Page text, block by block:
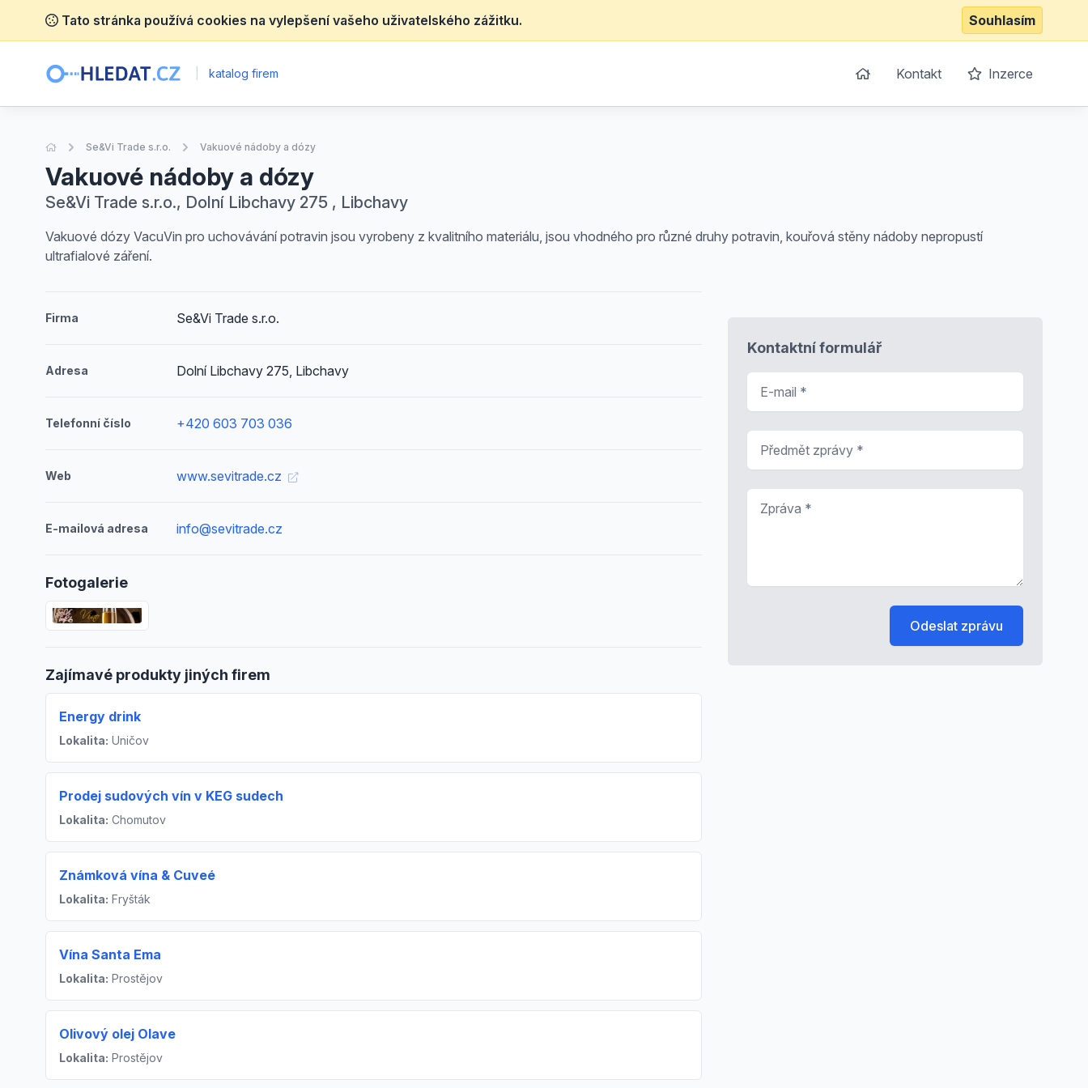
Tato stránka používá cookies na vylepšení vašeho uživatelského zážitku. Souhlasím
katalog firem Kontakt Inzerce
Úvodní stránka
Se&Vi Trade s.r.o. Vakuové nádoby a dózy
Vakuové nádoby a dózy
Se&Vi Trade s.r.o., Dolní Libchavy 275 , Libchavy
Vakuové dózy VacuVin pro uchovávání potravin jsou vyrobeny z kvalitního materiálu, jsou vhodného pro různé druhy potravin, kouřová stěny nádoby nepropustí
ultrafialové záření.
Firma Se&Vi Trade s.r.o.
Adresa Dolní Libchavy 275, Libchavy
Telefonní číslo +420 603 703 036
Web www.sevitrade.cz
E-mailová adresa info@sevitrade.cz
Fotogalerie
Zajímavé produkty jiných firem
Energy drink
Lokalita: Uničov
Prodej sudových vín v KEG sudech
Lokalita: Chomutov
Známková vína & Cuveé
Lokalita: Fryšták
Vína Santa Ema
Lokalita: Prostějov
Olivový olej Olave
Lokalita: Prostějov
Kontaktní formulář
Odeslat zprávu